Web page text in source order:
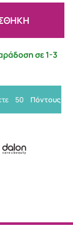
σε 1-3
50 Πόντους